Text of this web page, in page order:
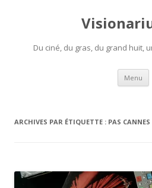
Du ciné, du gras, du grand huit,
Menu
ARCHIVES PAR ÉTIQUETTE : PAS CANNES